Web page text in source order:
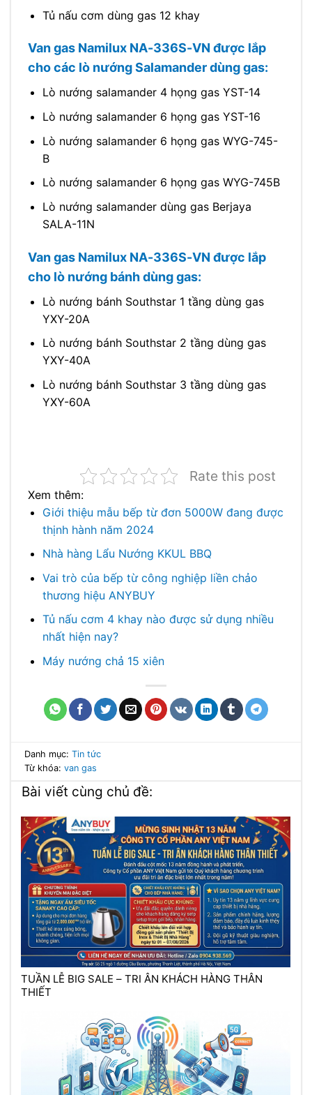
Tủ nấu cơm dùng gas 12 khay
Van gas Namilux NA-336S-VN được lắp
cho các lò nướng Salamander dùng gas:
Lò nướng salamander 4 họng gas YST-14
Lò nướng salamander 6 họng gas YST-16
Lò nướng salamander 6 họng gas WYG-745-
B
Lò nướng salamander 6 họng gas WYG-745B
Lò nướng salamander dùng gas Berjaya
SALA-11N
Van gas Namilux NA-336S-VN được lắp
cho lò nướng bánh dùng gas:
Lò nướng bánh Southstar 1 tầng dùng gas
YXY-20A
Lò nướng bánh Southstar 2 tầng dùng gas
YXY-40A
Lò nướng bánh Southstar 3 tầng dùng gas
YXY-60A
Rate this post
Xem thêm:
Giới thiệu mẫu bếp từ đơn 5000W đang được
thịnh hành năm 2024
Nhà hàng Lẩu Nướng KKUL BBQ
Vai trò của bếp từ công nghiệp liền chảo
thương hiệu ANYBUY
Tủ nấu cơm 4 khay nào được sử dụng nhiều
nhất hiện nay?
Máy nướng chả 15 xiên
Danh mục: Tin tức
Từ khóa: van gas
Bài viết cùng chủ đề:
TUẦN LỄ BIG SALE – TRI ÂN KHÁCH HÀNG THÂN
THIẾT